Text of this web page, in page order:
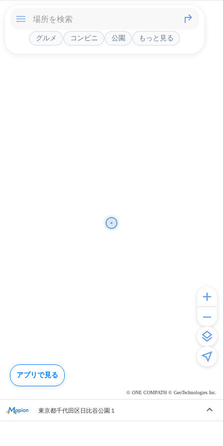
© ONE COMPATH © GeoTechnologies Inc.
グルメ コンビニ 公園 もっと見る
東京都千代田区日比谷公園１
アプリで見る